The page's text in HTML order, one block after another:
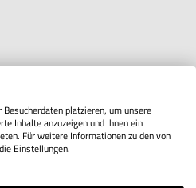
mit dem Produkt vertraute
geeignet.
Verwendungszweck geeignet.
kann zu Schäden und
mm
platzieren, um unsere
Inhalte anzuzeigen und Ihnen ein
Für weitere Informationen zu den von
Einstellungen.